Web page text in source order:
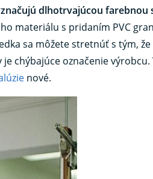
dlhotrvajúcou farebnou
materiálu s pridaním PVC
sa môžete stretnúť s tým,
chýbajúce označenie výrobcu.
nové.